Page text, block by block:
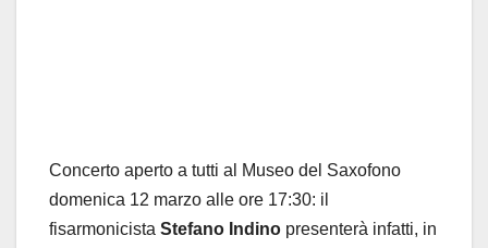
Concerto aperto a tutti al Museo del Saxofono
domenica 12 marzo alle ore 17:30: il
fisarmonicista Stefano Indino presenterà infatti, in